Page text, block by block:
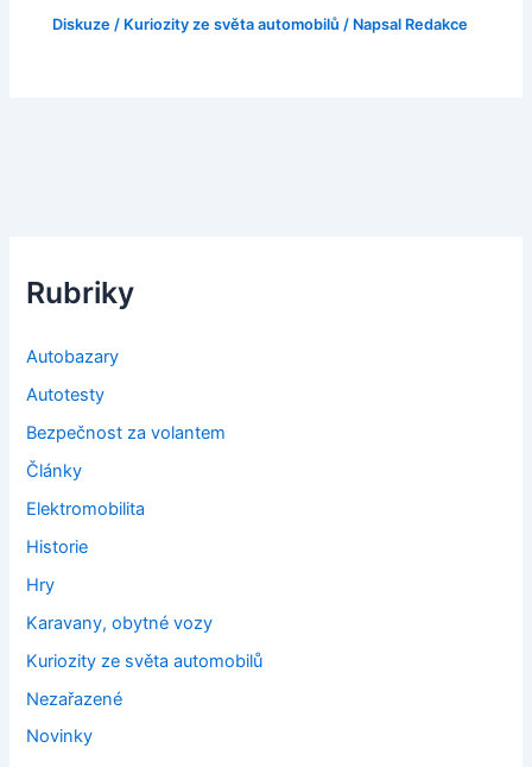
Diskuze / Kuriozity ze světa automobilů / Napsal Redakce
Rubriky
Autobazary
Autotesty
Bezpečnost za volantem
Články
Elektromobilita
Historie
Hry
Karavany, obytné vozy
Kuriozity ze světa automobilů
Nezařazené
Novinky